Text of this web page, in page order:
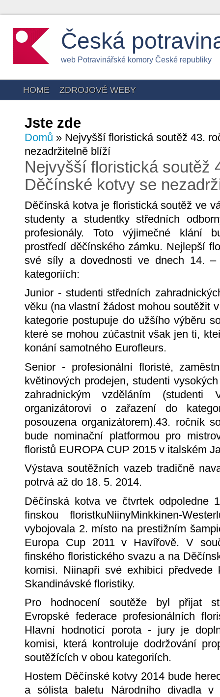
Česká
web Potravinářské komory České republiky
HOME ZDROJOVÉ WEBY
Jste zde
Domů » Nejvyšší floristická soutěž 43.
nezadržitelně blíží
Nejvyšší floristická soutěž
Děčínské kotvy se
Děčínská kotva je floristická soutěž ve
studenty a studentky středních
profesionály. Toto výjimečné klání
prostředí děčínského zámku. Nejlepší
své síly a dovednosti ve dnech 14.
kategoriích:
Junior - studenti středních
věku (na vlastní žádost mohou soutěžit
kategorie postupuje do užšího výběru
které se mohou zúčastnit však jen ti,
konání samotného Eurofleurs.
Senior - profesionální floristé,
květinových prodejen, studenti
zahradnickým vzděláním
organizátorovi o zařazení do
posouzena organizátorem).43. ročník
bude nominační platformou pro
floristů EUROPA CUP 2015 v italském
Výstava soutěžních vazeb tradičně
potrvá až do 18. 5. 2014.
Děčínská kotva ve čtvrtek odpoledne
finskou floristkuNiinyMinkkinen-
vybojovala 2. místo na prestižním
Europa Cup 2011 v Havířově. V
finského floristického svazu a na
komisi. Niinapři své exhibici předvede
Skandinávské floristiky.
Pro hodnocení soutěže byl přijat
Evropské federace profesionálních
Hlavní hodnotící porota - jury je
komisi, která kontroluje dodržování
soutěžících v obou kategoriích.
Hostem Děčínské kotvy 2014 bude
a sólista baletu Národního divadla